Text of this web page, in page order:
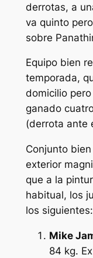
derrotas, a
va quinto
sobre
Equipo bien
temporada,
domicilio
ganado
(derrota ante
Conjunto
exterior
que a la
habitual, los
los siguientes:
Mike
84 kg.